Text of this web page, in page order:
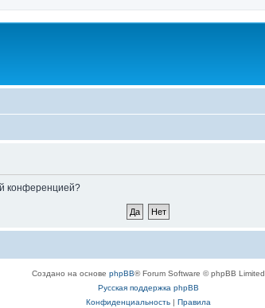
конференцией?
Создано на основе phpBB® Forum Software © phpBB Limited
Русская поддержка phpBB
Конфиденциальность| Правила